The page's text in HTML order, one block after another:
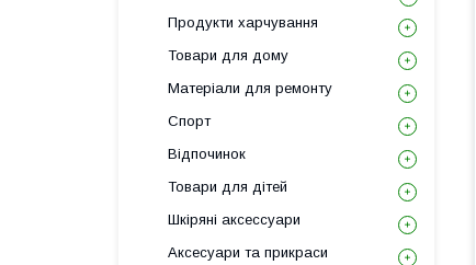
Продукти харчування
Товари для дому
Матеріали для ремонту
Спорт
Відпочинок
Товари для дітей
Шкіряні аксессуари
Аксесуари та прикраси